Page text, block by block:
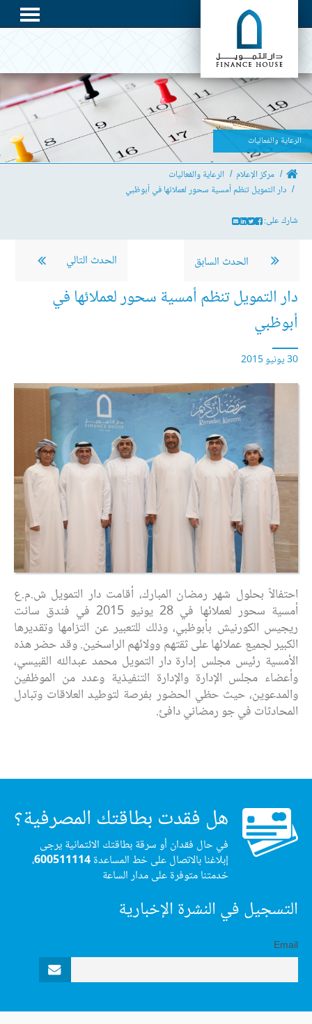
الرعاية والفعاليات
مركز الإعلام
الرعاية والفعاليات
دار التمويل تنظم أمسية سحور لعملائها في أبوظبي
شارك على:
الحدث السابق الحدث التالي
دار التمويل تنظم أمسية سحور لعملائها في
أبوظبي
30 يونيو 2015
احتفالاً بحلول شهر رمضان المبارك، أقامت دار التمويل ش.م.ع
أمسية سحور لعملائها في 28 يونيو 2015 في فندق سانت
ريجيس الكورنيش بأبوظبي، وذلك للتعبير عن التزامها وتقديرها
الكبير لجميع عملائها على ثقتهم وولائهم الراسخين. وقد حضر هذه
الأمسية رئيس مجلس إدارة دار التمويل محمد عبدالله القبيسي،
وأعضاء مجلس الإدارة والإدارة التنفيذية وعدد من الموظفين
والمدعوين، حيث حظي الحضور بفرصة لتوطيد العلاقات وتبادل
المحادثات في جو رمضاني دافئ.
هل فقدت بطاقتك المصرفية؟
في حال فقدان أو سرقة بطاقتك الائتمانية يرجى
إبلاغنا بالاتصال على خط المساعدة600511114،
خدمتنا متوفرة على مدار الساعة
التسجيل في النشرة الإخبارية
Email